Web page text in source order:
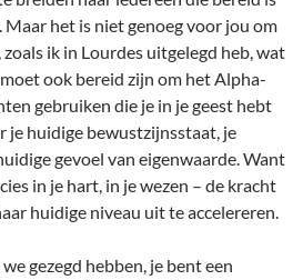
het is niet genoeg voor jou om
ik in Lourdes uitgelegd heb, wat
ook bereid zijn om het Alpha-
gebruiken die je in je geest hebt
je huidige bewustzijnsstaat, je
gevoel van eigenwaarde. Want
in je hart, in je wezen – de kracht
huidige niveau uit te accelereren.
gezegd hebben, je bent een